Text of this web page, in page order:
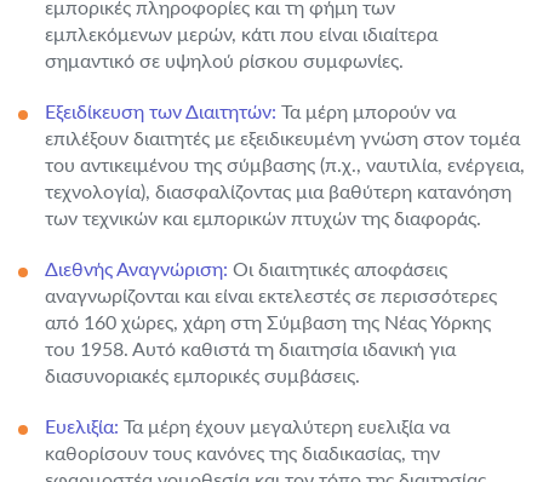
εμπορικές πληροφορίες και τη φήμη των
εμπλεκόμενων μερών, κάτι που είναι ιδιαίτερα
σημαντικό σε υψηλού ρίσκου συμφωνίες.
Εξειδίκευση των Διαιτητών: Τα μέρη μπορούν να
επιλέξουν διαιτητές με εξειδικευμένη γνώση στον τομέα
του αντικειμένου της σύμβασης (π.χ., ναυτιλία, ενέργεια,
τεχνολογία), διασφαλίζοντας μια βαθύτερη κατανόηση
των τεχνικών και εμπορικών πτυχών της διαφοράς.
Διεθνής Αναγνώριση: Οι διαιτητικές αποφάσεις
αναγνωρίζονται και είναι εκτελεστές σε περισσότερες
από 160 χώρες, χάρη στη Σύμβαση της Νέας Υόρκης
του 1958. Αυτό καθιστά τη διαιτησία ιδανική για
διασυνοριακές εμπορικές συμβάσεις.
Ευελιξία: Τα μέρη έχουν μεγαλύτερη ευελιξία να
καθορίσουν τους κανόνες της διαδικασίας, την